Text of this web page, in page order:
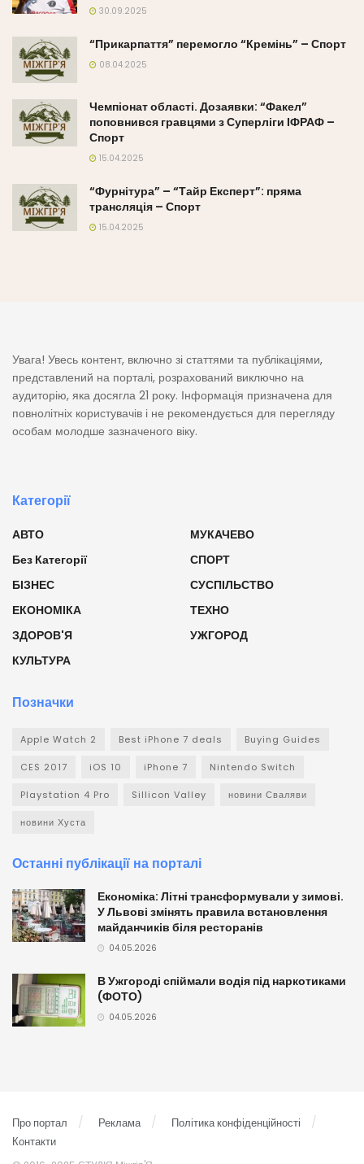
30.09.2025
“Прикарпаття” перемогло “Кремінь” – Спорт
08.04.2025
Чемпіонат області. Дозаявки: “Факел”
поповнився гравцями з Суперліги ІФРАФ –
Спорт
15.04.2025
“Фурнітура” – “Тайр Експерт”: пряма
трансляція – Спорт
15.04.2025
Увага! Увесь контент, включно зі статтями та публікаціями,
представлений на порталі, розрахований виключно на
аудиторію, яка досягла 21 року. Інформація призначена для
повнолітніх користувачів і не рекомендується для перегляду
особам молодше зазначеного віку.
Категорії
АВТО
Без Категорії
БІЗНЕС
ЕКОНОМІКА
ЗДОРОВ'Я
КУЛЬТУРА
МУКАЧЕВО
СПОРТ
СУСПІЛЬСТВО
ТЕХНО
УЖГОРОД
Позначки
Apple Watch 2 Best iPhone 7 deals Buying Guides
CES 2017 iOS 10 iPhone 7 Nintendo Switch
Playstation 4 Pro Sillicon Valley новини Сваляви
новини Хуста
Останні публікації на порталі
Економіка: Літні трансформували у зимові.
У Львові змінять правила встановлення
майданчиків біля ресторанів
04.05.2026
В Ужгороді спіймали водія під наркотиками
(ФОТО)
04.05.2026
Про портал Реклама
Політика конфіденційності
Контакти